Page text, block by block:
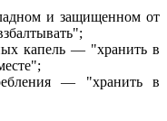
и защищенном от
капель — "хранить в
— "хранить в